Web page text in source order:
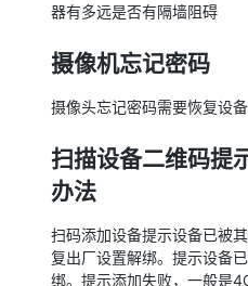
器有多远是否有隔墙阻碍
摄像机忘记密码
摄像头忘记密码需要恢复设
扫描设备二维码提
办法
扫码添加设备提示设备已被
复出厂设置解绑。提示设备
绑。提示添加失败，一般是